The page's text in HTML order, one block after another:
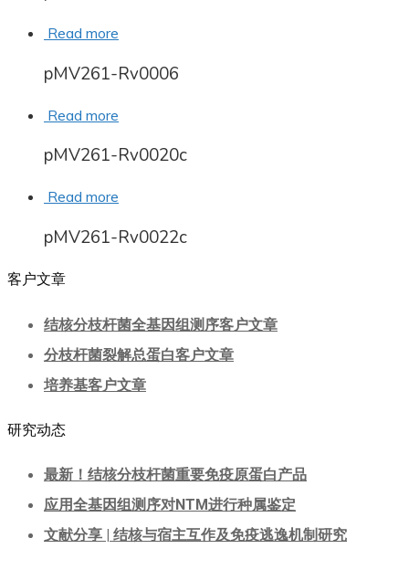
Read more
pMV261-Rv0006
Read more
pMV261-Rv0020c
Read more
pMV261-Rv0022c
客户文章
结核分枝杆菌全基因组测序客户文章
分枝杆菌裂解总蛋白客户文章
培养基客户文章
研究动态
最新！结核分枝杆菌重要免疫原蛋白产品
应用全基因组测序对NTM进行种属鉴定
文献分享 | 结核与宿主互作及免疫逃逸机制研究